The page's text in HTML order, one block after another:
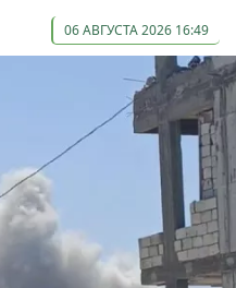
06 АВГУСТА 2026 16:49